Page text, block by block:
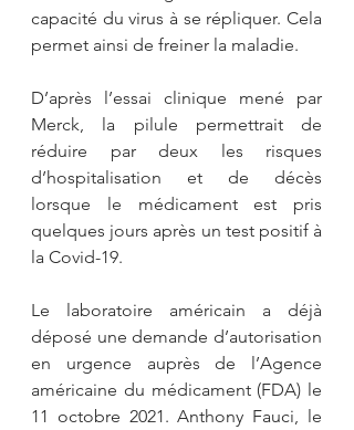
capacité du virus à se répliquer. Cela
permet ainsi de freiner la maladie.
D’après l’essai clinique mené par
Merck, la pilule permettrait de
réduire par deux les risques
d’hospitalisation et de décès
lorsque le médicament est pris
quelques jours après un test positif à
la Covid-19.
Le laboratoire américain a déjà
déposé une demande d’autorisation
en urgence auprès de l’Agence
américaine du médicament (FDA) le
11 octobre 2021. Anthony Fauci, le